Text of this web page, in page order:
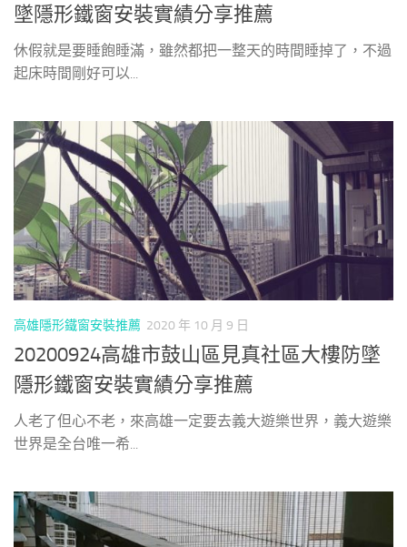
墜隱形鐵窗安裝實績分享推薦
休假就是要睡飽睡滿，雖然都把一整天的時間睡掉了，不過
起床時間剛好可以...
高雄隱形鐵窗安裝推薦 2020 年 10 月 9 日
20200924高雄市鼓山區見真社區大樓防墜
隱形鐵窗安裝實績分享推薦
人老了但心不老，來高雄一定要去義大遊樂世界，義大遊樂
世界是全台唯一希...